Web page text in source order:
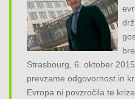
Strasbourg, 6. oktober
prevzame odgovornost in
Evropa ni povzročila te